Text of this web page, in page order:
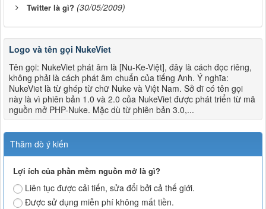
Twitter là gì? (30/05/2009)
Logo và tên gọi NukeViet
Tên gọi: NukeViet phát âm là [Nu-Ke-Việt], đây là cách đọc riêng,
không phải là cách phát âm chuẩn của tiếng Anh. Ý nghĩa:
NukeViet là từ ghép từ chữ Nuke và Việt Nam. Sở dĩ có tên gọi
này là vì phiên bản 1.0 và 2.0 của NukeViet được phát triển từ mã
nguồn mở PHP-Nuke. Mặc dù từ phiên bản 3.0,...
Thăm dò ý kiến
Lợi ích của phần mềm nguồn mở là gì?
Liên tục được cải tiến, sửa đổi bởi cả thế giới.
Được sử dụng miễn phí không mất tiền.